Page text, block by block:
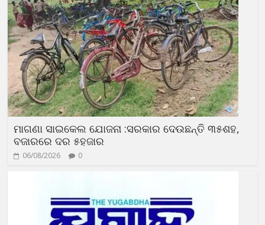
ମାଗଣା ସାଇକେଲ ଯୋଜନା :ସରକାର ଦେଉଛନ୍ତି ୩୫ଶହ,
ବଜାରରେ ଦର ୫ହଜାର
06/08/2026 0